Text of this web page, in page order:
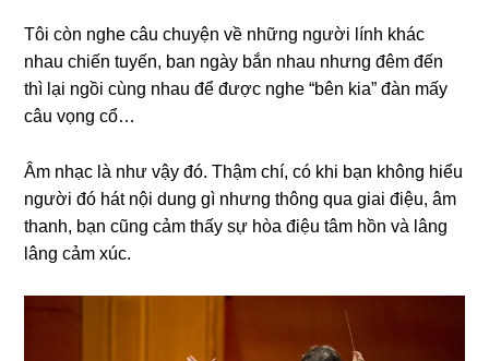
Tôi còn nghe câu chuyện về những người lính khác
nhau chiến tuyến, ban ngày bắn nhau nhưng đêm đến
thì lại ngồi cùng nhau để được nghe “bên kia” đàn mấy
câu vọng cổ…
Âm nhạc là như vậy đó. Thậm chí, có khi bạn không hiểu
người đó hát nội dung gì nhưng thông qua giai điệu, âm
thanh, bạn cũng cảm thấy sự hòa điệu tâm hồn và lâng
lâng cảm xúc.